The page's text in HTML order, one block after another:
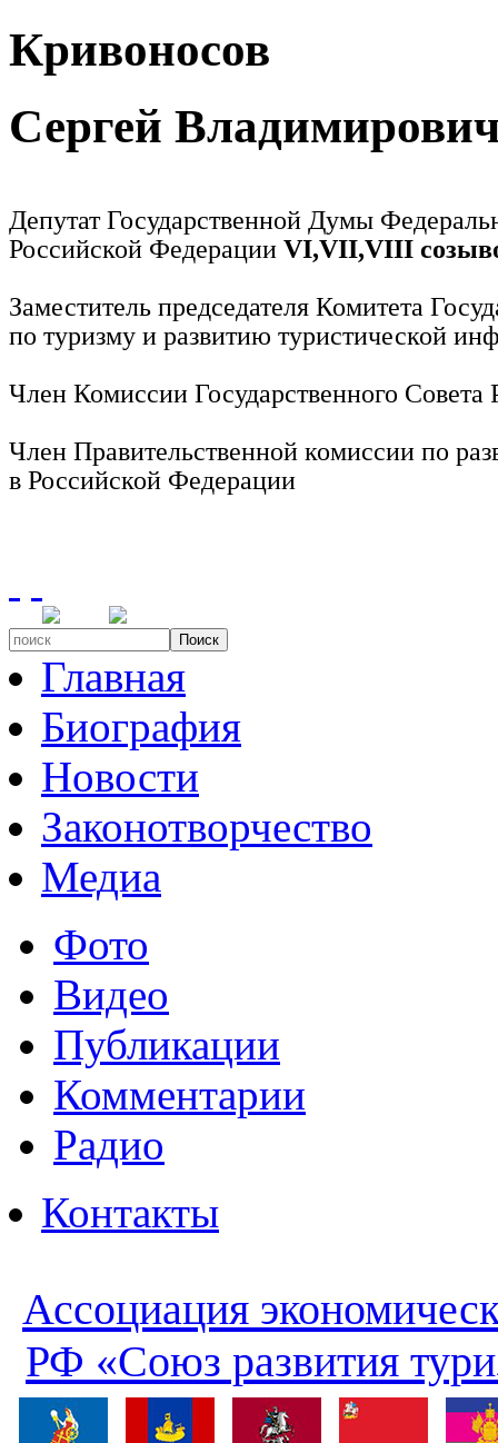
Кривоносов
Сергей
Депутат Государственной Думы
Российской Федерации VI,VII,VIII
Заместитель председателя Комитета
по туризму и развитию туристической
Член Комиссии Государственного
Член Правительственной комиссии по
в Российской Федерации
Поиск
Главная
Биография
Новости
Законотворчество
Медиа
Фото
Видео
Публикации
Комментарии
Радио
Контакты
Ассоциация
РФ «Союз развития